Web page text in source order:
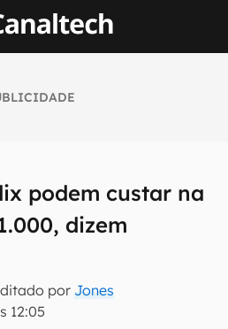
podem custar na
dizem
por Jones
12:05
tecnologia em primeira
se